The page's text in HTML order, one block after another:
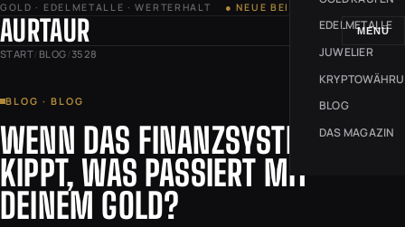
GOLD · EDELMETALLE · WERTERHALT ● NEUE BEITRÄGE JEDE WOCHE
AURTAUR MENÜ
EDELMETALLE
JUWELIER
BLOG
DAS MAGAZIN
START/ BLOG/3528
BLOG · BLOG
WENN DAS FINANZSYSTEM
KIPPT, WAS PASSIERT MIT
DEINEM GOLD?